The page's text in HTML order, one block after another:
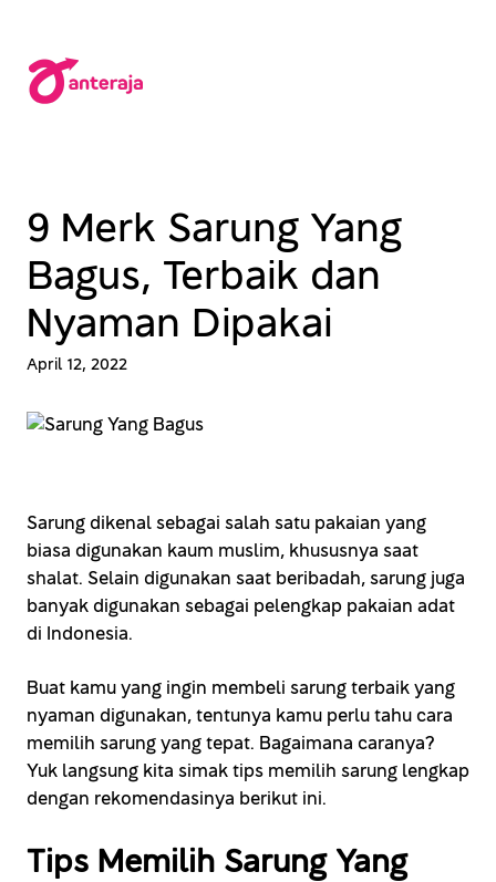
konten
9 Merk Sarung Yang
Bagus, Terbaik dan
Nyaman Dipakai
April 12, 2022
Sarung dikenal sebagai salah satu pakaian yang
biasa digunakan kaum muslim, khususnya saat
shalat. Selain digunakan saat beribadah, sarung juga
banyak digunakan sebagai pelengkap pakaian adat
di Indonesia.
Buat kamu yang ingin membeli sarung terbaik yang
nyaman digunakan, tentunya kamu perlu tahu cara
memilih sarung yang tepat. Bagaimana caranya?
Yuk langsung kita simak tips memilih sarung lengkap
dengan rekomendasinya berikut ini.
Tips Memilih Sarung Yang